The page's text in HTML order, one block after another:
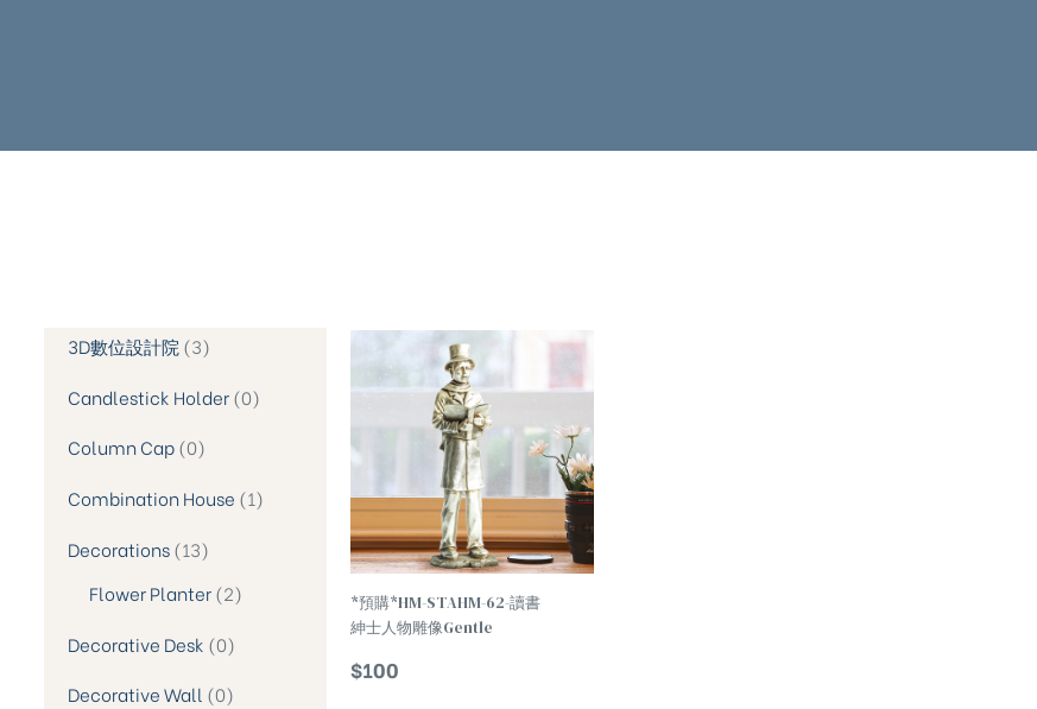
3D數位設計院 3
Candlestick Holder 0
Column Cap 0
Combination House 1
Decorations 13
Flower Planter 2
Decorative Desk 0
Decorative Wall 0
*預購*HM-STAHM-62-讀書
紳士人物雕像Gentle
$100